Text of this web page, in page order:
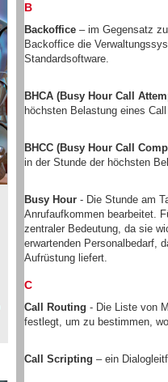
B
Backoffice – im Gegensatz
Backoffice die
Standardsoftware.
BHCA (Busy Hour Call
höchsten Belastung eines
BHCC (Busy Hour Call
in der Stunde der höchsten
Busy Hour - Die Stunde am
Anrufaufkommen bearbeitet.
zentraler Bedeutung, da sie
erwartenden Personalbedarf,
Aufrüstung liefert.
C
Call Routing - Die Liste von
festlegt, um zu bestimmen,
Call Scripting – ein